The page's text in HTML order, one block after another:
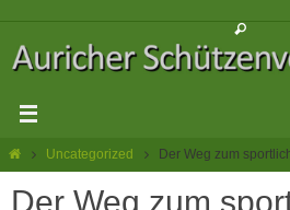
springen
StartUncategorized Der Weg zum
Der Weg zum